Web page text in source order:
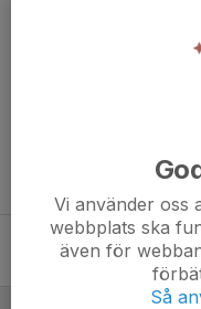
Tidigare nyheter
Många
Vi använder oss
webbplats ska
även för
Så